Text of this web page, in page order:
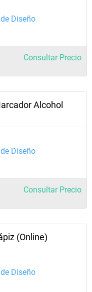
Diseño
Consultar Precio
Alcohol
Diseño
Consultar Precio
(Online)
Diseño